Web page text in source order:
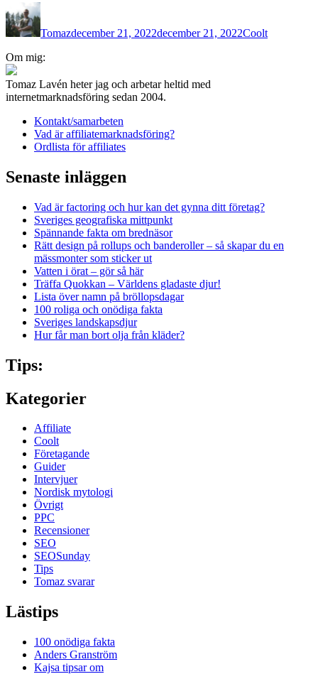
Författare
Tomazdecember 21, 2022december 21, 2022Coolt
Om mig:
Tomaz Lavén heter jag och arbetar heltid med
internetmarknadsföring sedan 2004.
Kontakt/samarbeten
Vad är affiliatemarknadsföring?
Ordlista för affiliates
Senaste inläggen
Vad är factoring och hur kan det gynna ditt företag?
Sveriges geografiska mittpunkt
Spännande fakta om brednäsor
Rätt design på rollups och banderoller – så skapar du en
mässmonter som sticker ut
Vatten i örat – gör så här
Träffa Quokkan – Världens gladaste djur!
Lista över namn på bröllopsdagar
100 roliga och onödiga fakta
Sveriges landskapsdjur
Hur får man bort olja från kläder?
Tips:
Kategorier
Affiliate
Coolt
Företagande
Guider
Intervjuer
Nordisk mytologi
Övrigt
PPC
Recensioner
SEO
SEOSunday
Tips
Tomaz svarar
Lästips
100 onödiga fakta
Anders Granström
Kajsa tipsar om